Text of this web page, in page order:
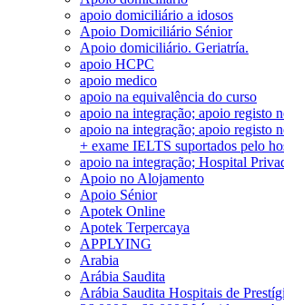
apoio domiciliário a idosos
Apoio Domiciliário Sénior
Apoio domiciliário. Geriatría.
apoio HCPC
apoio medico
apoio na equivalência do curso
apoio na integração; apoio registo
apoio na integração; apoio registo
+ exame IELTS suportados pelo
apoio na integração; Hospital
Apoio no Alojamento
Apoio Sénior
Apotek Online
Apotek Terpercaya
APPLYING
Arabia
Arábia Saudita
Arábia Saudita Hospitais de